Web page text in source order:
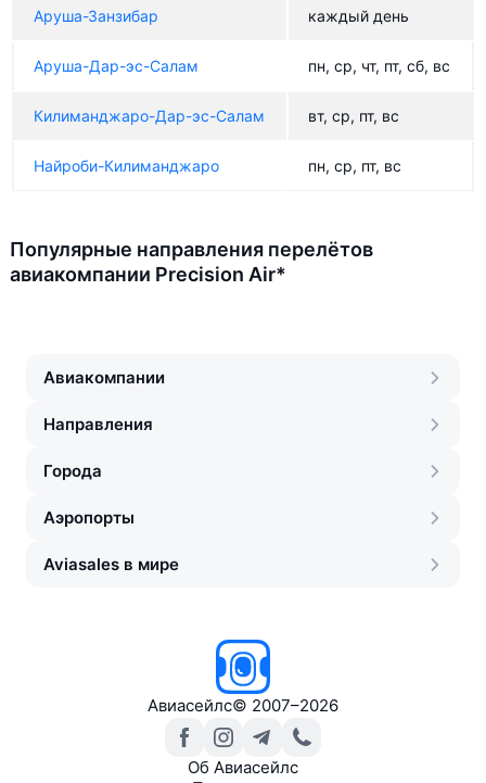
Аруша-Занзибар каждый день
Аруша-Дар-эс-Салам пн, ср, чт, пт, сб, вс
Килиманджаро-Дар-эс-Салам вт, ср, пт, вс
Найроби-Килиманджаро пн, ср, пт, вс
Популярные направления перелётов
авиакомпании Precision Air*
Авиакомпании
Направления
Города
Аэропорты
Aviasales в мире
Авиасейлс© 2007–2026
Об Авиасейлс